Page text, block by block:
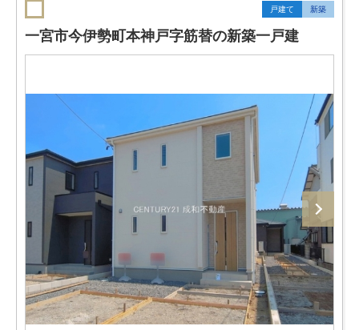
戸建て 新築
一宮市今伊勢町本神戸字筋替の新築一戸建